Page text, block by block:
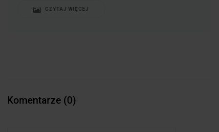
CZYTAJ WIĘCEJ
Komentarze (0)